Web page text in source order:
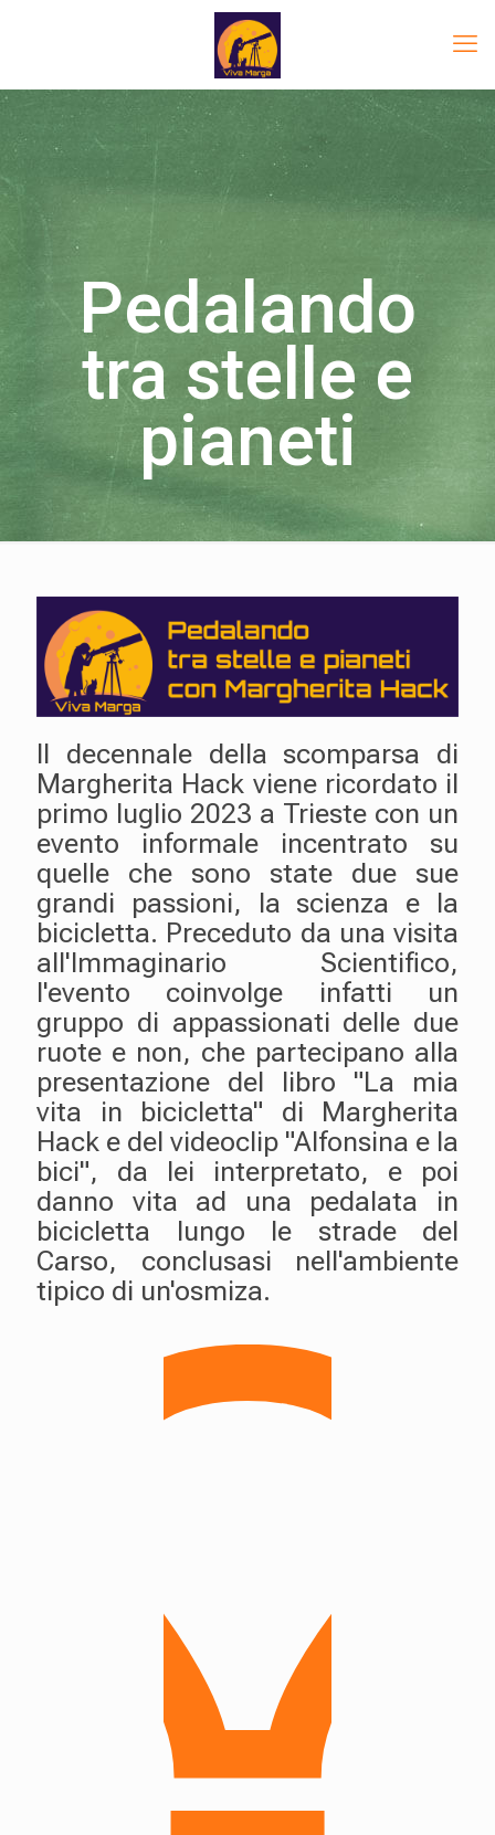
Pedalando
tra stelle e
pianeti
Il decennale della scomparsa di
Margherita Hack viene ricordato il
primo luglio 2023 a Trieste con un
evento informale incentrato su
quelle che sono state due sue
grandi passioni, la scienza e la
bicicletta. Preceduto da una visita
all'Immaginario Scientifico,
l'evento coinvolge infatti un
gruppo di appassionati delle due
ruote e non, che partecipano alla
presentazione del libro "La mia
vita in bicicletta" di Margherita
Hack e del videoclip "Alfonsina e la
bici", da lei interpretato, e poi
danno vita ad una pedalata in
bicicletta lungo le strade del
Carso, conclusasi nell'ambiente
tipico di un'osmiza.